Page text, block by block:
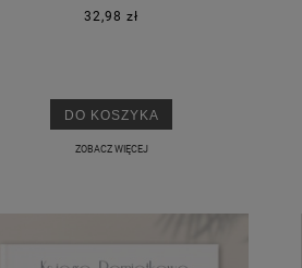
32,98 zł
DO KOSZYKA
ZOBACZ WIĘCEJ